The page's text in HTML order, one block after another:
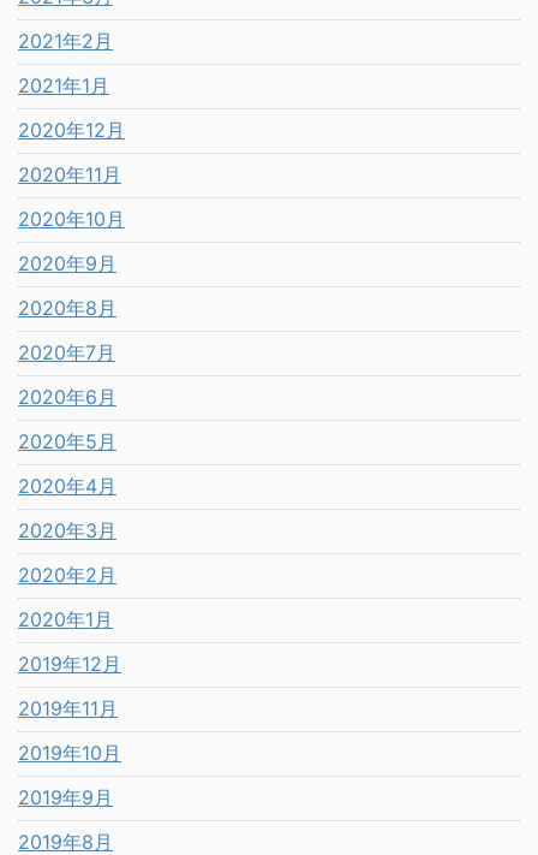
2021年2月
2021年1月
2020年12月
2020年11月
2020年10月
2020年9月
2020年8月
2020年7月
2020年6月
2020年5月
2020年4月
2020年3月
2020年2月
2020年1月
2019年12月
2019年11月
2019年10月
2019年9月
2019年8月